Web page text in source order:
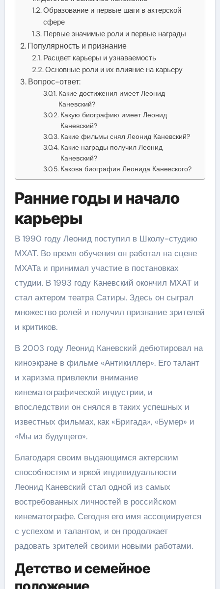
Образование и первые шаги в актерской
сфере
Первые значимые роли и первые награды
Популярность и признание
Расцвет карьеры и узнаваемость
Основные роли и их влияние на карьеру
Вопрос-ответ:
Какие достижения имеет Леонид
Каневский?
Какую биографию имеет Леонид
Каневский?
Какие фильмы снял Леонид Каневский?
Какие награды получил Леонид
Каневский?
Какова биография Леонида Каневского?
Ранние годы и начало
карьеры
В 1990 году Леонид поступил в Школу-студию
МХАТ. Во время обучения он работал на сцене
МХАТа и принимал участие в постановках
студии. В 1993 году Каневский окончил МХАТ и
стал актером театра Сатиры. Здесь он сыграл
множество ролей и получил признание зрителей
и критиков.
В 2003 году Леонид Каневский дебютировал на
киноэкране в фильме «Антикиллер». Его талант
и харизма привлекли внимание
кинематографической индустрии, и
впоследствии он снялся в таких успешных и
известных фильмах, как «Бригада», «Бумер» и
«Мы из будущего».
Благодаря своим выдающимся актерским
способностям и яркой индивидуальности
Леонид Каневский стал одной из самых
востребованных личностей в российском
кинематографе. Сегодня его имя ассоциируется
с успехом и талантом, и он продолжает
радовать зрителей своими новыми работами.
Детство и семейное